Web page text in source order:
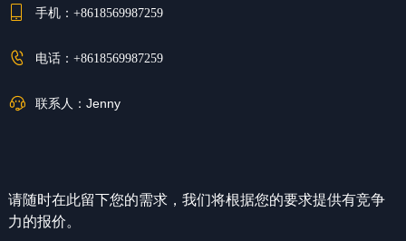
手机： +8618569987259
电话： +8618569987259
联系人： Jenny
请随时在此留下您的需求，我们将根据您的要求提供有竞争
力的报价。